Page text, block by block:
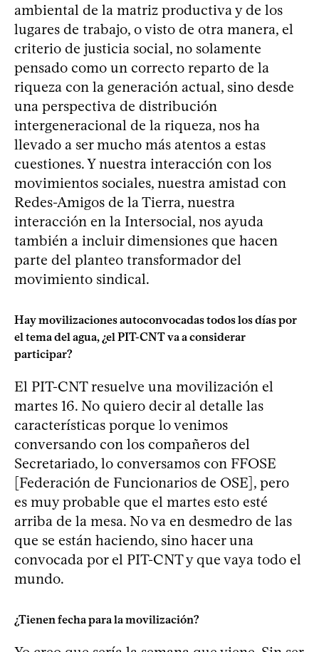
ambiental de la matriz productiva y de los
lugares de trabajo, o visto de otra manera, el
criterio de justicia social, no solamente
pensado como un correcto reparto de la
riqueza con la generación actual, sino desde
una perspectiva de distribución
intergeneracional de la riqueza, nos ha
llevado a ser mucho más atentos a estas
cuestiones. Y nuestra interacción con los
movimientos sociales, nuestra amistad con
Redes-Amigos de la Tierra, nuestra
interacción en la Intersocial, nos ayuda
también a incluir dimensiones que hacen
parte del planteo transformador del
movimiento sindical.
Hay movilizaciones autoconvocadas todos los días por
el tema del agua, ¿el PIT-CNT va a considerar
participar?
El PIT-CNT resuelve una movilización el
martes 16. No quiero decir al detalle las
características porque lo venimos
conversando con los compañeros del
Secretariado, lo conversamos con FFOSE
[Federación de Funcionarios de OSE], pero
es muy probable que el martes esto esté
arriba de la mesa. No va en desmedro de las
que se están haciendo, sino hacer una
convocada por el PIT-CNT y que vaya todo el
mundo.
¿Tienen fecha para la movilización?